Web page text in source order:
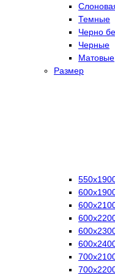
Темные
Черно
Черные
Матовые
Размер